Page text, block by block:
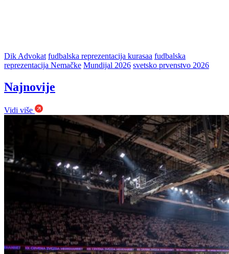
Dik Advokat fudbalska reprezentacija kurasaa fudbalska
reprezentacija Nemačke Mundijal 2026 svetsko prvenstvo 2026
Najnovije
Vidi više